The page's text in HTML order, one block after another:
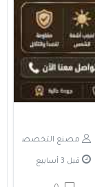
مصنع التخصصي
قبل 3 أسابيع